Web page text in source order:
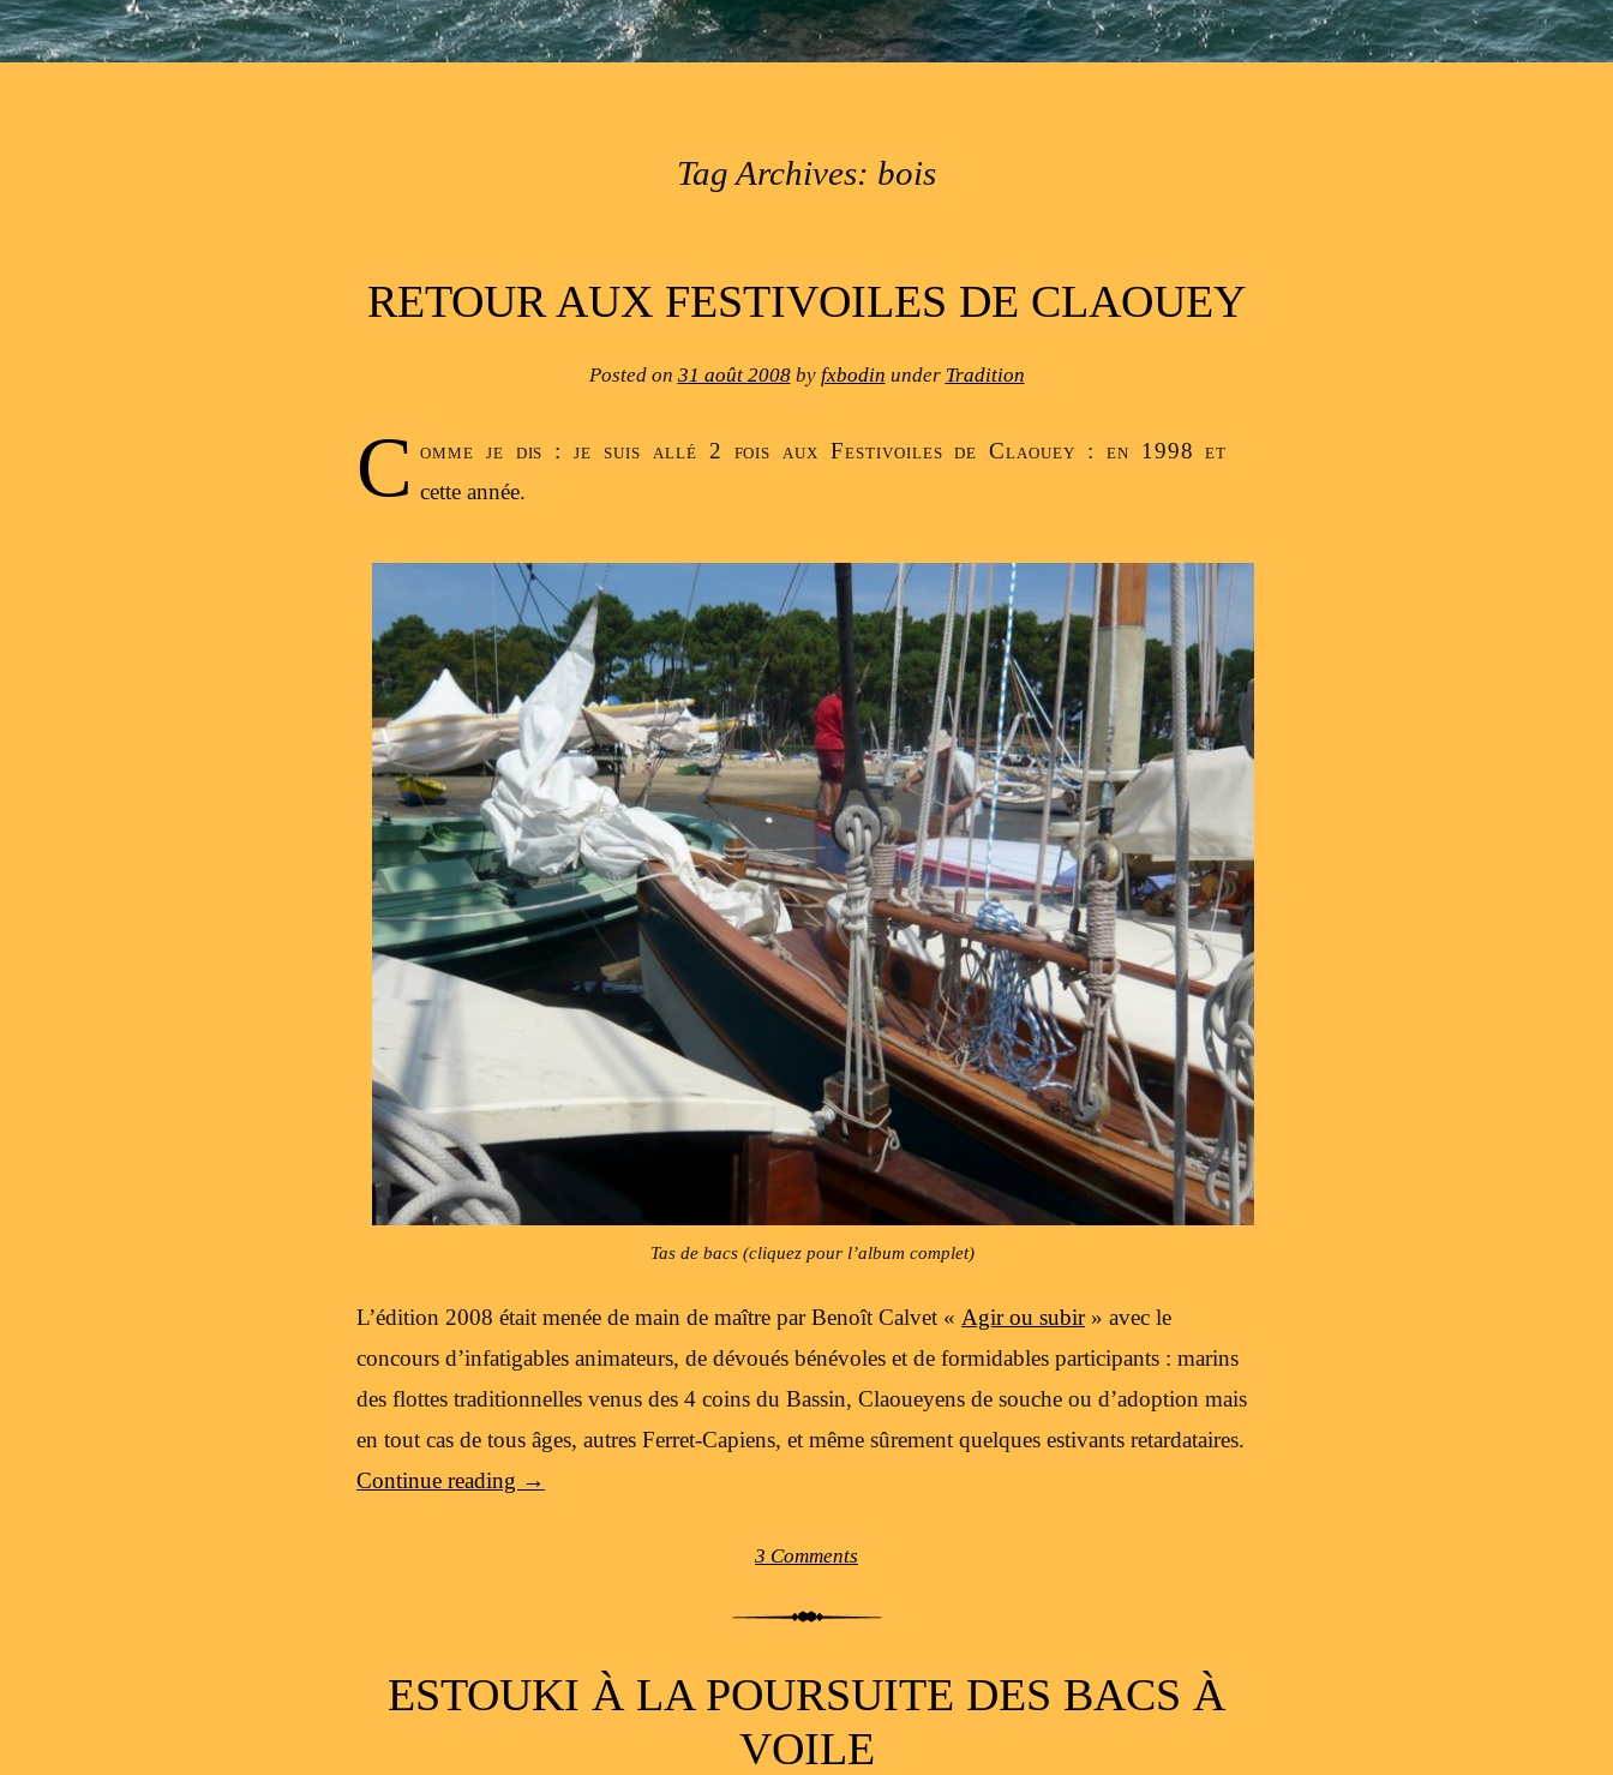
Tag Archives: bois
RETOUR AUX FESTIVOILES DE CLAOUEY
Posted on 31 août 2008by fxbodin under Tradition
C omme je dis : je suis allé 2 fois aux Festivoiles de Claouey : en 1998 et
cette année.
Tas de bacs (cliquez pour l’album complet)
L’édition 2008 était menée de main de maître par Benoît Calvet « Agir ou subir» avec le
concours d’infatigables animateurs, de dévoués bénévoles et de formidables participants : marins
des flottes traditionnelles venus des 4 coins du Bassin, Claoueyens de souche ou d’adoption mais
en tout cas de tous âges, autres Ferret-Capiens, et même sûrement quelques estivants retardataires.
Continue reading →
3 Comments
ESTOUKI À LA POURSUITE DES BACS À
VOILE